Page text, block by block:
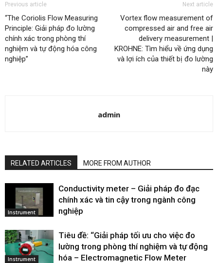
Previous article
“The Coriolis Flow Measuring
Principle: Giải pháp đo lường
chính xác trong phòng thí
nghiệm và tự động hóa công
nghiệp”
Next article
Vortex flow measurement of
compressed air and free air
delivery measurement |
KROHNE: Tìm hiểu về ứng dụng
và lợi ích của thiết bị đo lường
này
admin
RELATED ARTICLES MORE FROM AUTHOR
Instrument
Conductivity meter – Giải pháp đo đạc
chính xác và tin cậy trong ngành công
nghiệp
Instrument
Tiêu đề: “Giải pháp tối ưu cho việc đo
lường trong phòng thí nghiệm và tự động
hóa – Electromagnetic Flow Meter